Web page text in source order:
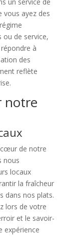
vous ayez des
ou de service,
à
des
reflète
notre
de notre
nous
locaux
la fraîcheur
dans nos plats.
lors de votre
et le savoir-
expérience